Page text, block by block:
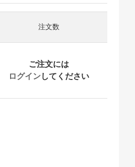
注文数
ご注文には
ログインしてください